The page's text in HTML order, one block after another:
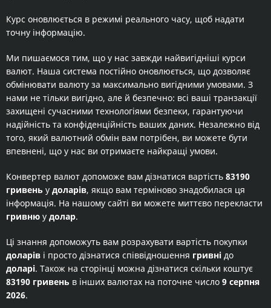
Курс оновлюється в режимі реального часу, щоб надати
точну інформацію.
Ми пишаємося тим, що у нас завжди найвигідніші курси
валют. Наша система постійно оновлюється, що дозволяє
обмінювати валюту за максимально вигідними умовами. З
нами не тільки вигідно, але й безпечно: всі ваші транзакції
захищені сучасними технологіями безпеки, гарантуючи
надійність та конфіденційність ваших даних. Незалежно від
того, який валютний обмін вам потрібен, ви можете бути
впевнені, що у нас ви отримаєте найкращі умови.
Конвертер валют допоможе вам дізнатися вартість 83190
гривень у доларів, якщо вам терміново знадобилася ця
інформація. На нашому сайті ви можете миттєво перекласти
гривню у долар.
Ці знання допоможуть вам розрахувати вартість покупки
доларів і просто дізнатися співвідношення гривні до
доларі. Також на сторінці можна дізнатися скільки коштує
83190 гривень в інших валютах на поточне число 9 серпня
2026.